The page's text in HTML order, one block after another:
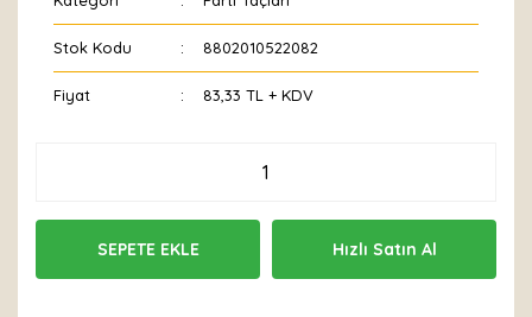
Stok Kodu 8802010522082
Fiyat 83,33 TL + KDV
SEPETE EKLE Hızlı Satın Al